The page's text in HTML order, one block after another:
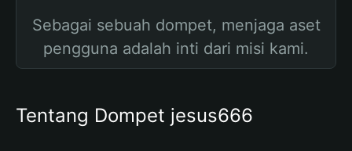
Sebagai sebuah dompet, menjaga aset
pengguna adalah inti dari misi kami.
Tentang Dompet jesus666